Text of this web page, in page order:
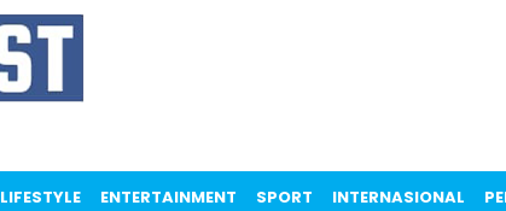
LIFESTYLE ENTERTAINMENT SPORT INTERNASIONAL